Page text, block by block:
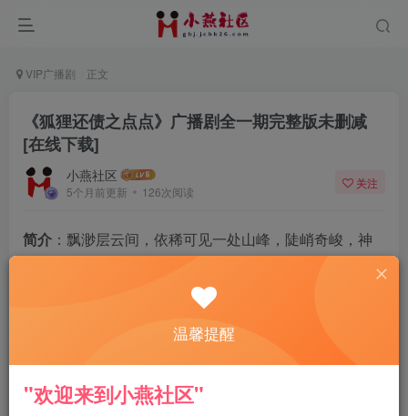
VIP广播剧 正文
《狐狸还债之点点》广播剧全一期完整版未删减
[在线下载]
小燕社区
5个月前更新 126次阅读
关注
简介 ：飘渺层云间，依稀可见一处山峰，陡峭奇峻，神
山巅终年积雪，遍地银白，唯有一处绝壁苍翠欲滴，藤
萝丝蔓掩翼，竟是一处洞穴，别有天地。
“我便选这个债主。”声音有些稚嫩。
温馨提醒
"欢迎来到小燕社区"